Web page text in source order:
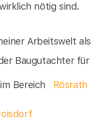
nötig sind.
Arbeitswelt als
Baugutachter für
Bereich Rösrath